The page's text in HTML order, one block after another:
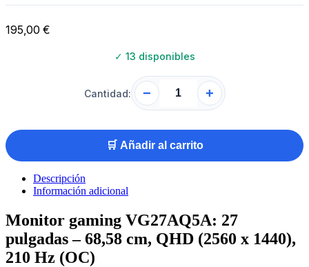
195,00 €
✓ 13 disponibles
Cantidad: − +
🛒 Añadir al carrito
Descripción
Información adicional
Monitor gaming VG27AQ5A: 27
pulgadas – 68,58 cm, QHD (2560 x 1440),
210 Hz (OC)